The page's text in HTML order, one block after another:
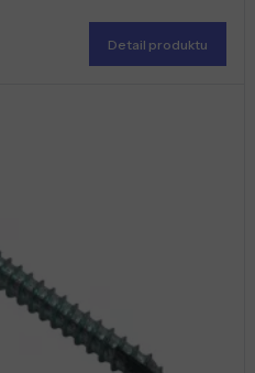
Detail produktu